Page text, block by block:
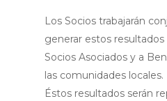
Los Socios trabajarán
generar estos
Socios Asociados y a
las comunidades locales.
Éstos resultados serán